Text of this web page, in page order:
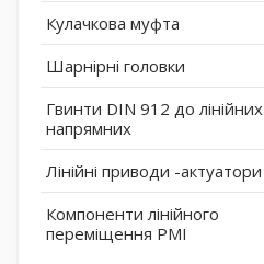
Кулачкова муфта
Шарнірні головки
Гвинти DIN 912 до лінійних
напрямних
Лінійні приводи -актуатори
Компоненти лінійного
переміщення PMI